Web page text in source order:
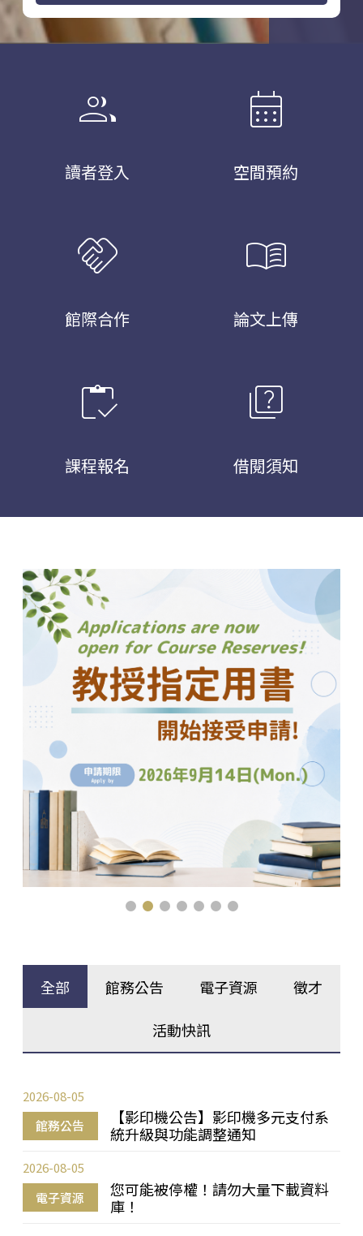
group
讀者登入
calendar_month
空間預約
handshake
館際合作
menu_book
論文上傳
inventory
課程報名
quiz
借閱須知
全部 館務公告 電子資源 徵才
活動快訊
館務公告
【影印機公告】影印機多元支付系
統升級與功能調整通知
2026-08-05
電子資源
您可能被停權！請勿大量下載資料
庫！
2026-08-05